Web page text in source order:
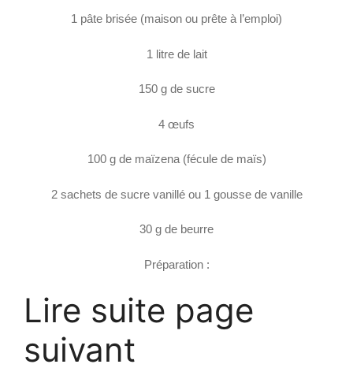
1 pâte brisée (maison ou prête à l’emploi)
1 litre de lait
150 g de sucre
4 œufs
100 g de maïzena (fécule de maïs)
2 sachets de sucre vanillé ou 1 gousse de vanille
30 g de beurre
Préparation :
Lire suite page
suivant